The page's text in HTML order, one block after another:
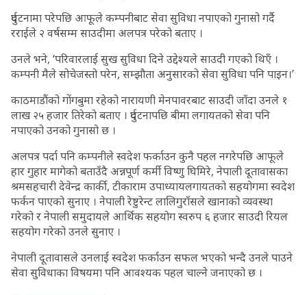
दुर्घटनामा परेपछि आफूले कम्पनीबाट सेवा सुविधा नपाएको गुनासो गर्दै
रराईले २ वर्षसम्म साउदीमा अलपत्र परेको बताए ।
उनले भने, ‘परिवारलाई सुख सुविधा दिने उद्देश्यले साउदी गएको थिएँ ।
कम्पनी मैले सोचेजस्तो परेन, सम्झौता अनुसारको सेवा सुविधा पनि पाइन।’
काठमाडौंको गोंगबुमा रहेको नारायणी मेनपावरबाट साउदी जाँदा उनले १
लाख २५ हजार तिरेको बताए । दुर्घटनापछि बीमा लगायतको सेवा पनि
नपाएको उनको गुनासो छ ।
अलपत्र पर्दा पनि कम्पनीले स्वदेश फर्काउन कुनै पहल नगरेपछि आफूले
हार गुहार मागेको बताउँदै अन्नपूर्ण कर्मी विष्णु घिमिरे, नेपाली दूतावासका
श्रमसहचारी देवेन्द्र कार्की, टीकाराम उपाध्यायलगायतको सहयोगमा स्वदेश
फर्कन पाएको सुनाए । नेपाली रेष्टुरेन्ट लालिगुराँसले खानाको व्यवस्था
गरेको र नेपाली समुदायले आर्थिक सहयोग स्वरुप ६ हजार साउदी रियल
सहयोग गरेको उनले सुनाए ।
नेपाली दूतावासले उनलाई स्वदेश फर्काउन सफल भएको भन्दै उनले पाउने
सेवा सुविधाका विषयमा पनि आवश्यक पहल चाल्ने जनाएको छ ।